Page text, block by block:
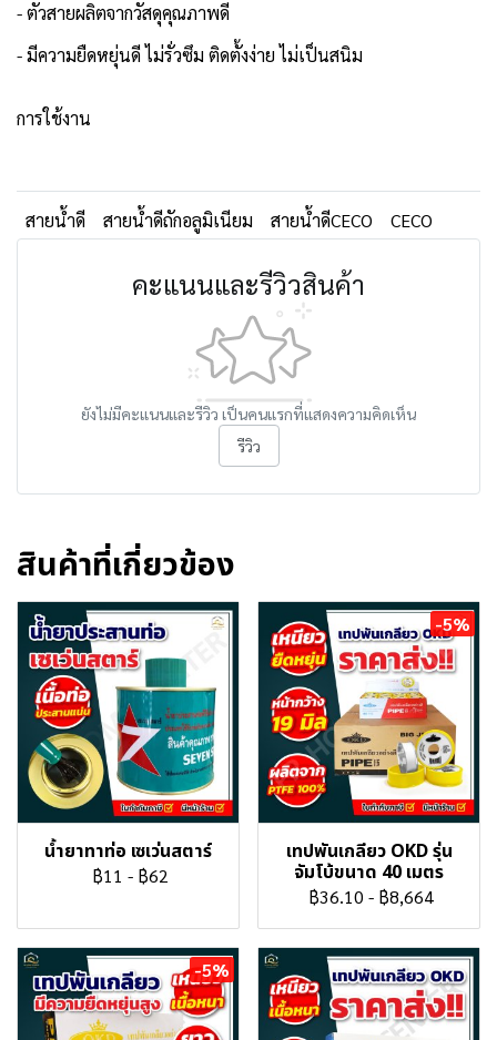
- ตัวสายผลิตจากวัสดุคุณภาพดี
- มีความยืดหยุ่นดี ไม่รั่วซึม ติดตั้งง่าย ไม่เป็นสนิม
การใช้งาน
สายน้ำดี สายน้ำดีถักอลูมิเนียม สายน้ำดีCECO CECO
คะแนนและรีวิวสินค้า
ยังไม่มีคะแนนและรีวิว เป็นคนแรกที่แสดงความคิดเห็น
รีวิว
สินค้าที่เกี่ยวข้อง
น้ำยาทาท่อ เซเว่นสตาร์
฿11 - ฿62
-5%
เทปพันเกลียว OKD รุ่น
จัมโบ้ขนาด 40 เมตร
฿36.10 - ฿8,664
-5%